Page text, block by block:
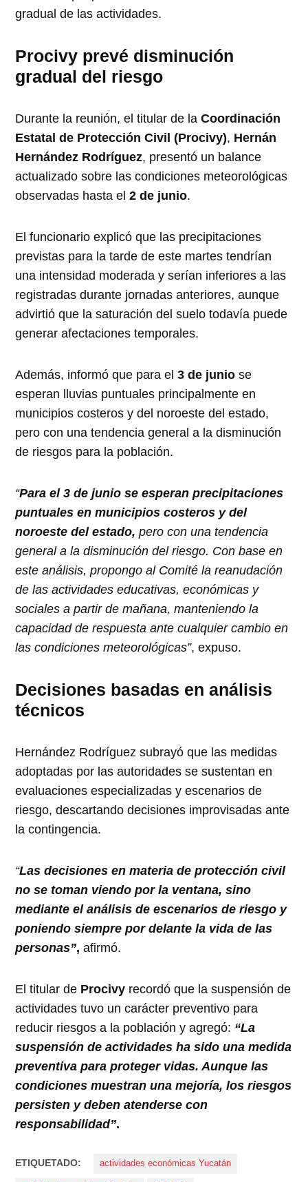
gradual de las actividades.
Procivy prevé disminución
gradual del riesgo
Durante la reunión, el titular de laCoordinación
Estatal de Protección Civil (Procivy), Hernán
Hernández Rodríguez, presentó un balance
actualizado sobre las condiciones meteorológicas
observadas hasta el2 de junio.
El funcionario explicó que las precipitaciones
previstas para la tarde de este martes tendrían
una intensidad moderada y serían inferiores a las
registradas durante jornadas anteriores, aunque
advirtió que la saturación del suelo todavía puede
generar afectaciones temporales.
Además, informó que para el3 de junio se
esperan lluvias puntuales principalmente en
municipios costeros y del noroeste del estado,
pero con una tendencia general a la disminución
de riesgos para la población.
“Para el 3 de junio se esperan precipitaciones
puntuales en municipios costeros y del
noroeste del estado, pero con una tendencia
general a la disminución del riesgo. Con base en
este análisis, propongo al Comité la reanudación
de las actividades educativas, económicas y
sociales a partir de mañana, manteniendo la
capacidad de respuesta ante cualquier cambio en
las condiciones meteorológicas”, expuso.
Decisiones basadas en análisis
técnicos
Hernández Rodríguez subrayó que las medidas
adoptadas por las autoridades se sustentan en
evaluaciones especializadas y escenarios de
riesgo, descartando decisiones improvisadas ante
la contingencia.
“Las decisiones en materia de protección civil
no se toman viendo por la ventana, sino
mediante el análisis de escenarios de riesgo y
poniendo siempre por delante la vida de las
personas”, afirmó.
El titular de Procivy recordó que la suspensión de
actividades tuvo un carácter preventivo para
reducir riesgos a la población y agregó: “La
suspensión de actividades ha sido una medida
preventiva para proteger vidas. Aunque las
condiciones muestran una mejoría, los riesgos
persisten y deben atenderse con
responsabilidad”.
ETIQUETADO: actividades económicas Yucatán